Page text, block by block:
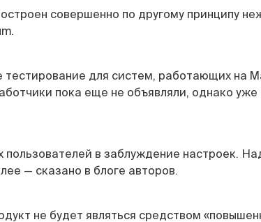
совершенно по другому принципу
для систем, работающих на
пока еще не объявляли, однако
в заблуждение настроек.
— сказано в блоге авторов.
не будет являться средством